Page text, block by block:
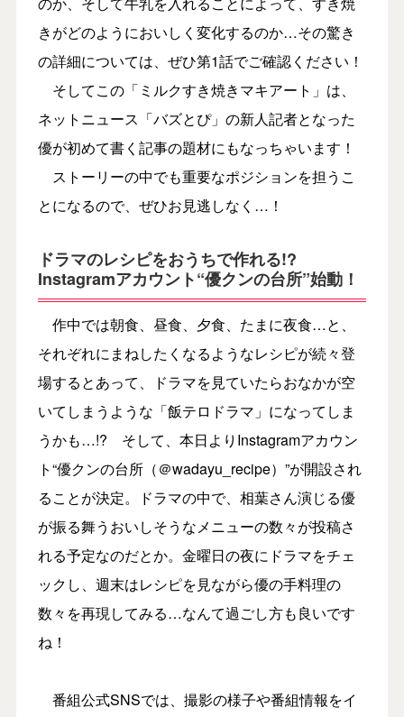
きがどのようにおいしく変化するのか…その驚き
の詳細については、ぜひ第1話でご確認ください！
そしてこの「ミルクすき焼きマキアート」は、
ネットニュース「バズとぴ」の新人記者となった
優が初めて書く記事の題材にもなっちゃいます！
ストーリーの中でも重要なポジションを担うこ
とになるので、ぜひお見逃しなく…！
ドラマのレシピをおうちで作れる!?
Instagramアカウント“優クンの台所”始動！
作中では朝食、昼食、夕食、たまに夜食…と、
それぞれにまねしたくなるようなレシピが続々登
場するとあって、ドラマを見ていたらおなかが空
いてしまうような「飯テロドラマ」になってしま
うかも…!? そして、本日よりInstagramアカウン
ト“優クンの台所（＠wadayu_recipe）”が開設され
ることが決定。ドラマの中で、相葉さん演じる優
が振る舞うおいしそうなメニューの数々が投稿さ
れる予定なのだとか。金曜日の夜にドラマをチェ
ックし、週末はレシピを見ながら優の手料理の
数々を再現してみる…なんて過ごし方も良いです
ね！
番組公式SNSでは、撮影の様子や番組情報をイ